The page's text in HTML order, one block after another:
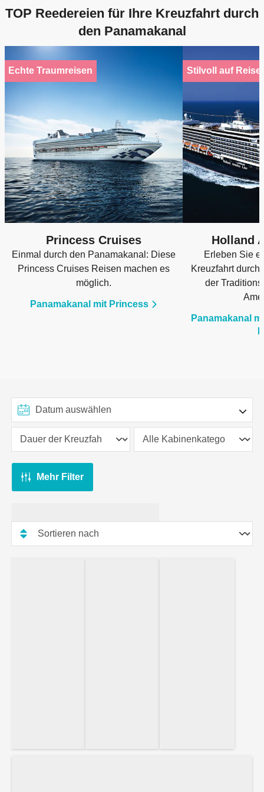
TOP Reedereien für Ihre Kreuzfahrt durch
den Panamakanal
Echte Traumreisen
Princess Cruises
Einmal durch den Panamakanal: Diese
Princess Cruises Reisen machen es
möglich.
Panamakanal mit Princess
Stilvoll auf
Holland
Erleben Sie
Kreuzfahrt durch
der
Panamakanal
Mehr Filter